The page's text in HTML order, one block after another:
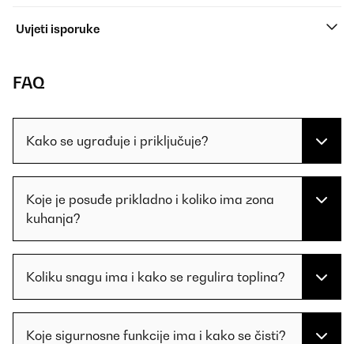
Uvjeti isporuke
FAQ
Kako se ugrađuje i priključuje?
Koje je posuđe prikladno i koliko ima zona
kuhanja?
Koliku snagu ima i kako se regulira toplina?
Koje sigurnosne funkcije ima i kako se čisti?